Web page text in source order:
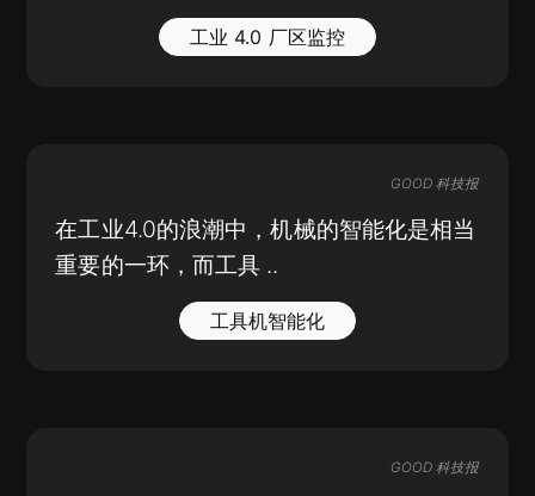
工业 4.0 厂区监控
GOOD 科技报
在工业4.0的浪潮中，机械的智能化是相当
重要的一环，而工具 ..
工具机智能化
GOOD 科技报